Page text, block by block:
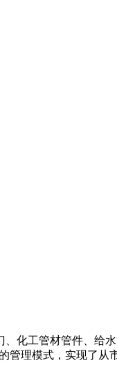
化工管材管件、给
管理模式，实现了从